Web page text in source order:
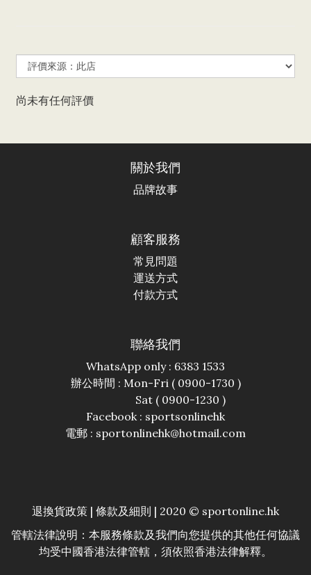
尚未有任何評價
關於我們
品牌故事
顧客服務
常見問題
運送方式
付款方式
聯絡我們
WhatsApp only : 6383 1533
辦公時間 : Mon-Fri ( 0900-1730 )
Sat ( 0900-1230 )
Facebook : sportsonlinehk
電郵 : sportonlinehk@hotmail.com
退換貨政策 | 條款及細則 | 2020 © sportonline.hk
管轄法律說明：本服務條款及我們向您提供的其他任何協議
均受中國香港法律管轄，須依照香港法律解釋。